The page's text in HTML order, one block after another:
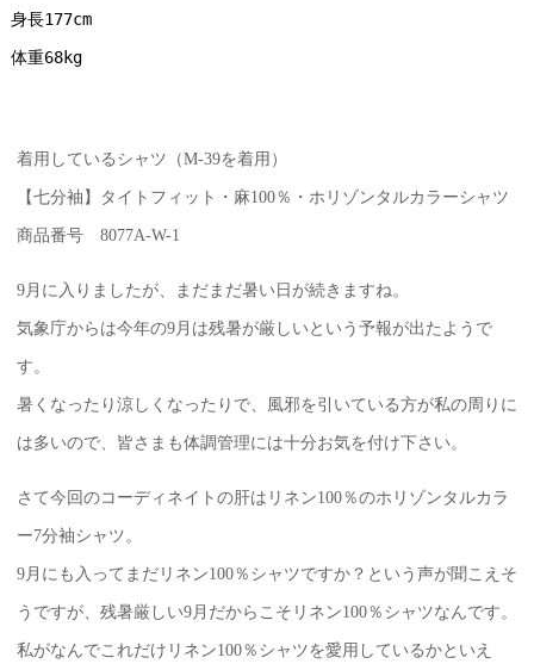
身長177cm
体重68kg
着用しているシャツ（M-39を着用）
【七分袖】タイトフィット・麻100％・ホリゾンタルカラーシャツ
商品番号 8077A-W-1
9月に入りましたが、まだまだ暑い日が続きますね。
気象庁からは今年の9月は残暑が厳しいという予報が出たようで
す。
暑くなったり涼しくなったりで、風邪を引いている方が私の周りに
は多いので、皆さまも体調管理には十分お気を付け下さい。
さて今回のコーディネイトの肝はリネン100％のホリゾンタルカラ
ー7分袖シャツ。
9月にも入ってまだリネン100％シャツですか？という声が聞こえそ
うですが、残暑厳しい9月だからこそリネン100％シャツなんです。
私がなんでこれだけリネン100％シャツを愛用しているかといえ